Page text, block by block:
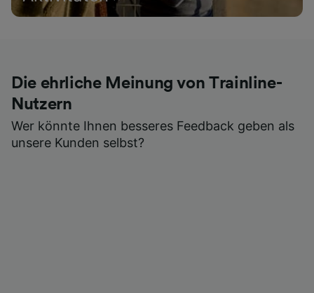
Die ehrliche Meinung von Trainline-
Nutzern
Wer könnte Ihnen besseres Feedback geben als
unsere Kunden selbst?